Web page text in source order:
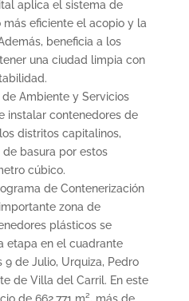
aplica el sistema de
eficiente el acopio y la
beneficia a los
una ciudad limpia con
Ambiente y Servicios
instalar contenedores de
distritos capitalinos,
basura por estos
cúbico.
de Contenerización
zona de
plásticos se
etapa en el cuadrante
de Julio, Urquiza, Pedro
de Villa del Carril. En este